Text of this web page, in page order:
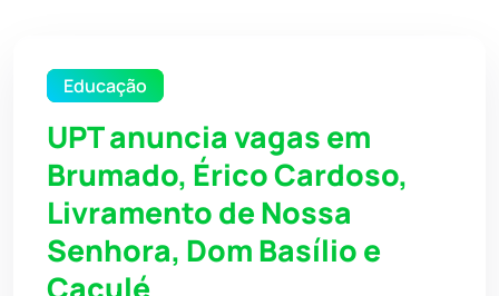
Educação
UPT anuncia vagas em
Brumado, Érico Cardoso,
Livramento de Nossa
Senhora, Dom Basílio e
Caculé